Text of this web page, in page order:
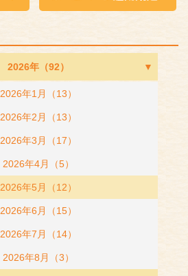
2026年（92）
2026年1月（13）
2026年2月（13）
2026年3月（17）
2026年4月（5）
2026年5月（12）
2026年6月（15）
2026年7月（14）
2026年8月（3）